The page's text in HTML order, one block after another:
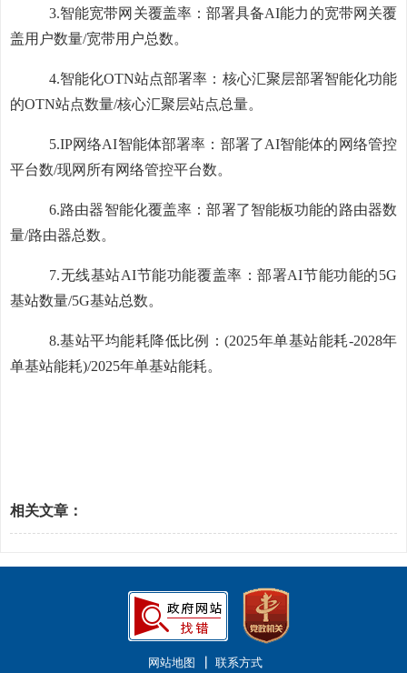
3.智能宽带网关覆盖率：部署具备AI能力的宽带网关覆
盖用户数量/宽带用户总数。
4.智能化OTN站点部署率：核心汇聚层部署智能化功能
的OTN站点数量/核心汇聚层站点总量。
5.IP网络AI智能体部署率：部署了AI智能体的网络管控
平台数/现网所有网络管控平台数。
6.路由器智能化覆盖率：部署了智能板功能的路由器数
量/路由器总数。
7.无线基站AI节能功能覆盖率：部署AI节能功能的5G
基站数量/5G基站总数。
8.基站平均能耗降低比例：(2025年单基站能耗-2028年
单基站能耗)/2025年单基站能耗。
相关文章：
网站地图 联系方式